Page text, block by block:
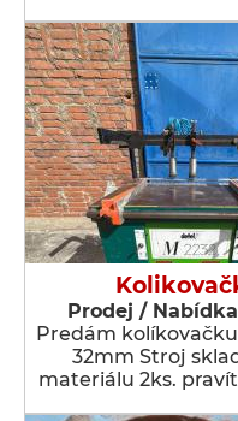
Prodej /
Predám
32mm Stroj
materiálu 2ks.